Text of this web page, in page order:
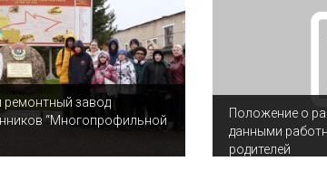
ремонтный завод
“Многопрофильной
Положение о
данными
родителей